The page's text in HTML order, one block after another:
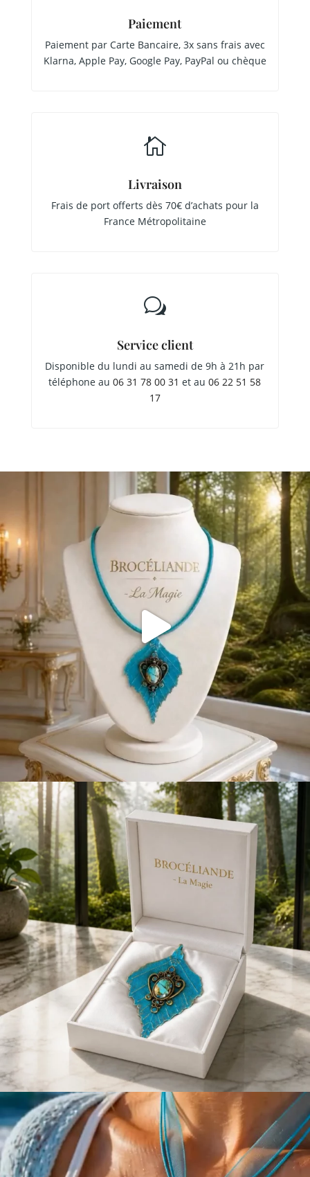
Paiement
Paiement par Carte Bancaire, 3x sans frais avec
Klarna, Apple Pay, Google Pay, PayPal ou chèque

Livraison
Frais de port offerts dès 70€ d’achats pour la
France Métropolitaine
w
Service client
Disponible du lundi au samedi de 9h à 21h par
téléphone au06 31 78 00 31 et au06 22 51 58
17